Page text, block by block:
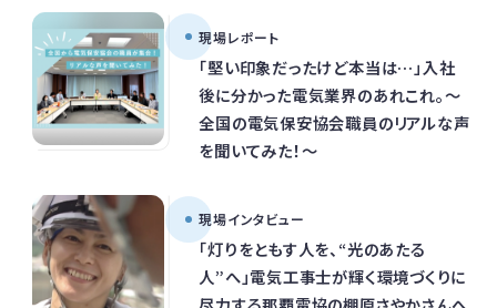
現場レポート
「堅い印象だったけど本当は…」入社
後に分かった電気業界のあれこれ。～
全国の電気保安協会職員のリアルな声
を聞いてみた！～
現場インタビュー
「灯りをともす人を、“光のあたる
人”へ」電気工事士が輝く環境づくりに